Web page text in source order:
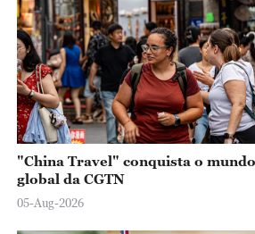
"China Travel" conquista o
global da CGTN
05-Aug-2026